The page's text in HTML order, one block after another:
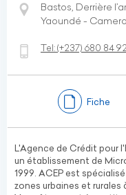
Bastos, Derrière
Yaoundé -
Tel:(+237) 680 84
Fiche
L'Agence de Crédit pour
un établissement de
1999. ACEP est
zones urbaines et